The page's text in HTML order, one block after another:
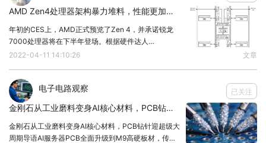
AMD Zen4处理器架构暴力堆料，性能更加强悍
年初的CES上，AMD正式预览了Zen 4，并承诺锐龙
7000处理器将在下半年登场。根据硬件达人
Greymon55的爆料，锐龙7000会在本月底投入量产，
然，考虑到当前半导体行业供需依然紧张的
2022-04-11 14:10:26 文章
电子电路观察 已关注
金刚石从工业磨料变身AI核心材料，PCB钻针迎超级大周期
金刚石从工业磨料变身AI核心材料，PCB钻针迎超级大
周期导语AI服务器PCB全面升级到M9高硬板材，传统